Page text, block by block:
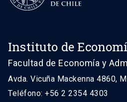
Instituto de
Facultad de Economía y
Avda. Vicuña Mackenna 4860,
Teléfono: +56 2 2354 4303